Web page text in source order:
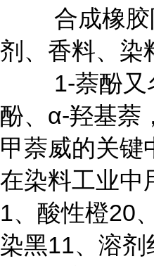
合成橡胶
剂、香料、染
1-萘酚又
酚、α-羟基萘
甲萘威的关键
在染料工业中
1、酸性橙20
染黑11、溶